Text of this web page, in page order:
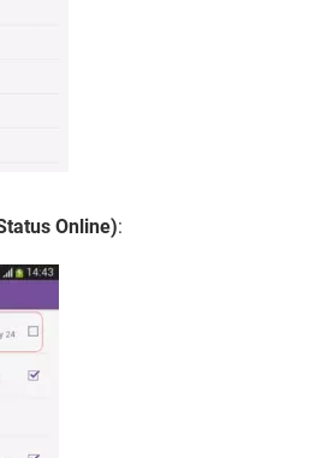
Online):